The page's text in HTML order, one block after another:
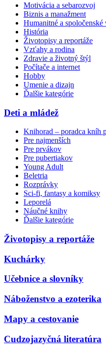
Motivácia a sebarozvoj
Biznis a manažment
Humanitné a spoločenské
História
Životopisy a reportáže
Vzťahy a rodina
Zdravie a životný štýl
Počítače a internet
Hobby
Umenie a dizajn
Ďalšie kategórie
Deti a mládež
Knihorad – poradca kníh
Pre najmenších
Pre prvákov
Pre pubertiakov
Young Adult
Beletria
Rozprávky
Sci-fi, fantasy a komiksy
Leporelá
Náučné knihy
Ďalšie kategórie
Životopisy a reportáže
Kuchárky
Učebnice a slovníky
Náboženstvo a ezoterika
Mapy a cestovanie
Cudzojazyčná literatúra